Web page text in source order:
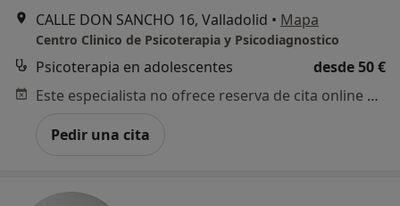
CALLE DON SANCHO 16, Valladolid • Mapa
Centro Clinico de Psicoterapia y Psicodiagnostico
Psicoterapia en adolescentes
desde 50 €
Este especialista no ofrece reserva de cita online en esta dirección.
Pedir una cita